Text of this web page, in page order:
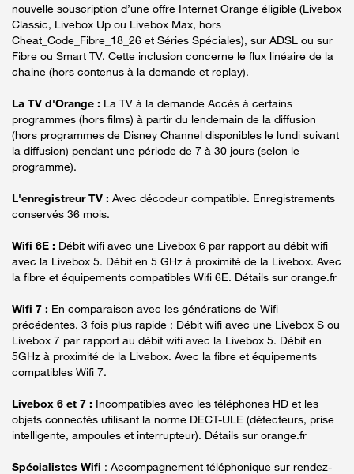
nouvelle souscription d’une offre Internet Orange éligible (Livebox
Classic, Livebox Up ou Livebox Max, hors
Cheat_Code_Fibre_18_26 et Séries Spéciales), sur ADSL ou sur
Fibre ou Smart TV. Cette inclusion concerne le flux linéaire de la
chaine (hors contenus à la demande et replay).
La TV d'Orange : La TV à la demande Accès à certains
programmes (hors films) à partir du lendemain de la diffusion
(hors programmes de Disney Channel disponibles le lundi suivant
la diffusion) pendant une période de 7 à 30 jours (selon le
programme).
L'enregistreur TV : Avec décodeur compatible. Enregistrements
conservés 36 mois.
Wifi 6E : Débit wifi avec une Livebox 6 par rapport au débit wifi
avec la Livebox 5. Débit en 5 GHz à proximité de la Livebox. Avec
la fibre et équipements compatibles Wifi 6E. Détails sur orange.fr
Wifi 7 : En comparaison avec les générations de Wifi
précédentes. 3 fois plus rapide : Débit wifi avec une Livebox S ou
Livebox 7 par rapport au débit wifi avec la Livebox 5. Débit en
5GHz à proximité de la Livebox. Avec la fibre et équipements
compatibles Wifi 7.
Livebox 6 et 7 : Incompatibles avec les téléphones HD et les
objets connectés utilisant la norme DECT-ULE (détecteurs, prise
intelligente, ampoules et interrupteur). Détails sur orange.fr
Spécialistes Wifi : Accompagnement téléphonique sur rendez-